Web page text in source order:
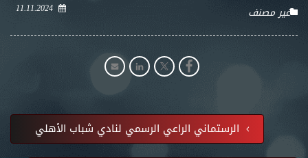
11.11.2024 غير مصنف
الرستماني الراعي الرسمي لنادي شباب الأهلي